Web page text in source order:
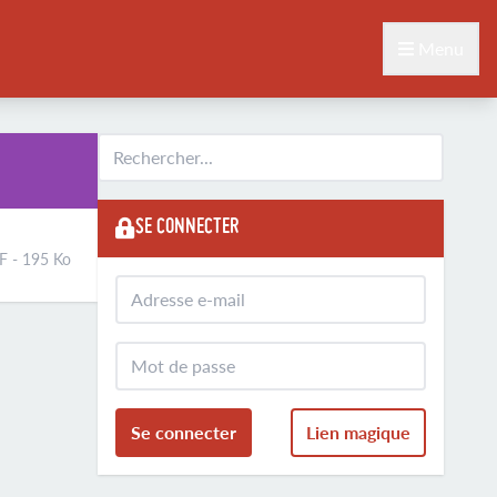
- 195 Ko
SE CONNECTER
Se connecter Lien magique